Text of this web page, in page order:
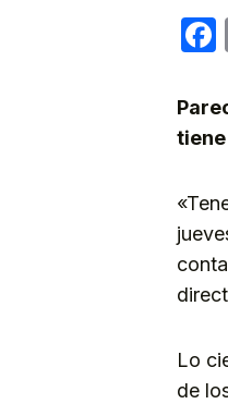
Lo
de